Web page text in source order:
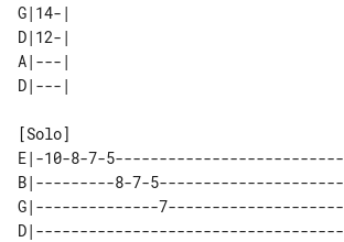
G|14-|
D|12-|
A|---|
E|-10-8-7-5--------------------------
B|---------8-7-5---------------------
G|--------------7--------------------
D|-----------------------------------